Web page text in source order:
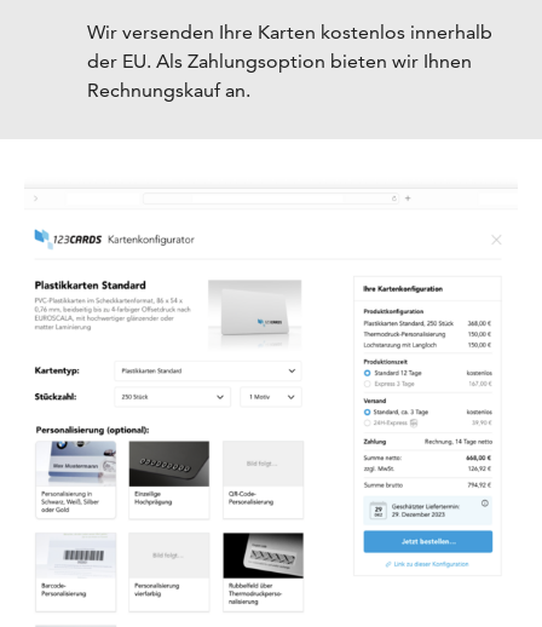
Wir versenden Ihre Karten kostenlos innerhalb
der EU. Als Zahlungsoption bieten wir Ihnen
Rechnungskauf an.